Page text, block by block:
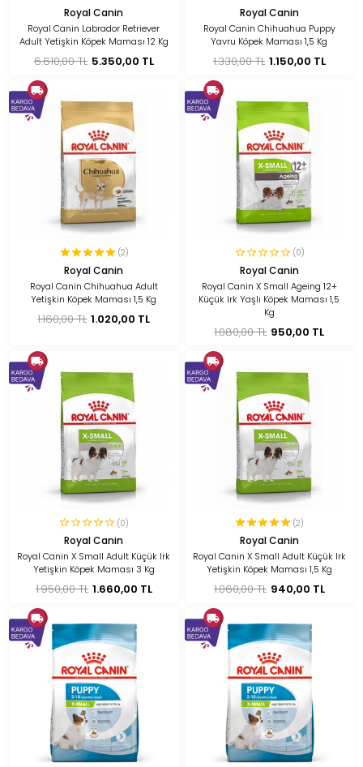
Royal Canin
Royal Canin Labrador Retriever
Adult Yetişkin Köpek Maması 12 Kg
6.610,00 TL 5.350,00 TL
Royal Canin
Royal Canin Chihuahua Puppy
Yavru Köpek Maması 1,5 Kg
1.330,00 TL 1.150,00 TL
(2)
Royal Canin
Royal Canin Chihuahua Adult
Yetişkin Köpek Maması 1,5 Kg
1.160,00 TL 1.020,00 TL
(0)
Royal Canin
Royal Canin X Small Ageing 12+
Küçük Irk Yaşlı Köpek Maması 1,5
Kg
1.080,00 TL 950,00 TL
(0)
Royal Canin
Royal Canin X Small Adult Küçük Irk
Yetişkin Köpek Maması 3 Kg
1.950,00 TL 1.660,00 TL
(2)
Royal Canin
Royal Canin X Small Adult Küçük Irk
Yetişkin Köpek Maması 1,5 Kg
1.060,00 TL 940,00 TL